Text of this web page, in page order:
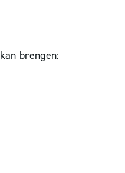
brengen: